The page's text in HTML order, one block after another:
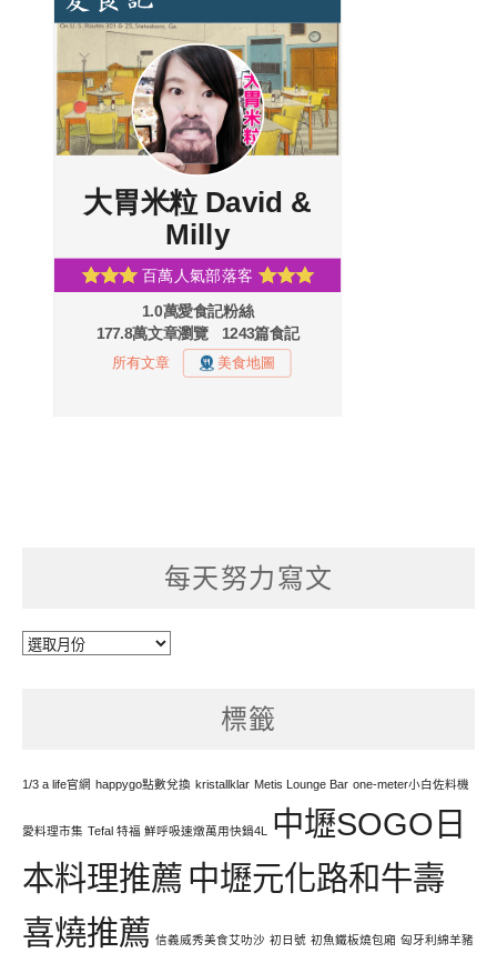
每天努力寫文
每
標籤
1/3 a life官網 happygo點數兌換 kristallklar Metis Lounge Bar one-meter小白佐料機
愛料理市集 Tefal 特福 鮮呼吸速燉萬用快鍋4L
中壢SOGO日
本料理推薦 中壢元化路和牛壽
喜燒推薦 信義威秀美食艾叻沙 初日號 初魚鐵板燒包廂 匈牙利綿羊豬